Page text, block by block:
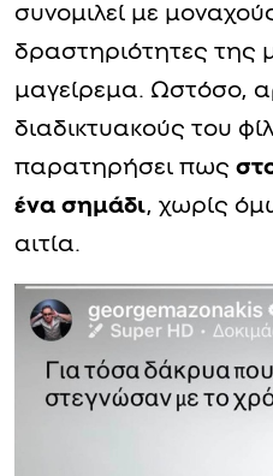
συνομιλεί με
δραστηριότητες της
μαγείρεμα. Ωστόσο,
διαδικτυακούς του
παρατηρήσει πως
ένα σημάδι, χωρίς
αιτία.